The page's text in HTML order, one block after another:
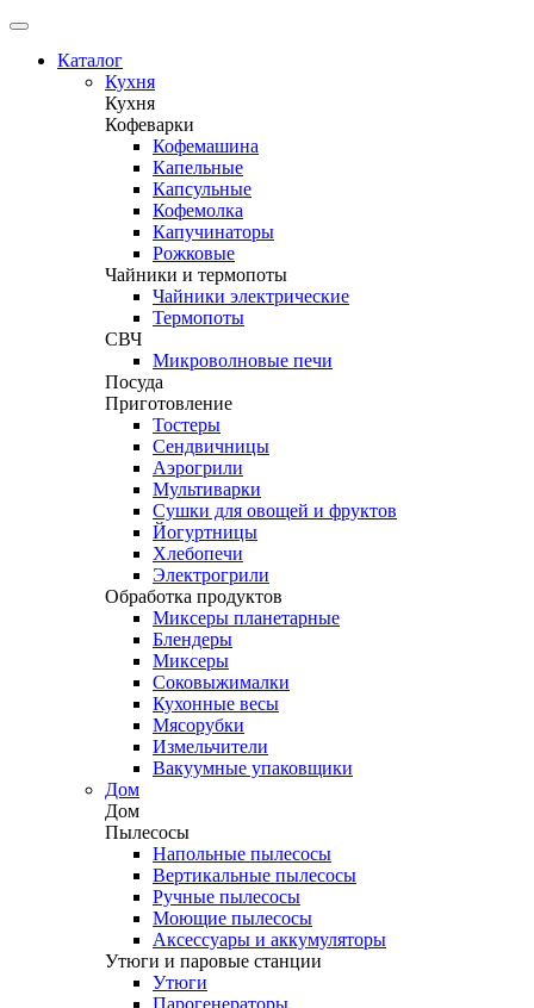
Каталог
Кухня
Кухня
Кофеварки
Кофемашина
Капельные
Капсульные
Кофемолка
Капучинаторы
Рожковые
Чайники и термопоты
Чайники электрические
Термопоты
СВЧ
Микроволновые печи
Посуда
Приготовление
Тостеры
Сендвичницы
Аэрогрили
Мультиварки
Сушки для овощей и фруктов
Йогуртницы
Хлебопечи
Электрогрили
Обработка продуктов
Миксеры планетарные
Блендеры
Миксеры
Соковыжималки
Кухонные весы
Мясорубки
Измельчители
Вакуумные упаковщики
Дом
Дом
Пылесосы
Напольные пылесосы
Вертикальные пылесосы
Ручные пылесосы
Моющие пылесосы
Аксессуары и аккумуляторы
Утюги и паровые станции
Утюги
Парогенераторы